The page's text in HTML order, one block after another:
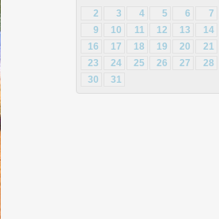
2016年2月 [25]
2016年1月 [30]
2015年3月 [27]
2015年2月 [22]
2015年1月 [25]
2014年5月 [25]
2014年3月 [26]
2013年6月 [28]
2013年5月 [29]
2013年4月 [29]
2012年8月 [12]
2012年7月 [1]
2012年3月 [2]
2
3 4 5 6 7
9
10 11 12 13 14
16
17 18 19 20 21
23
24 25 26 27 28
30
31